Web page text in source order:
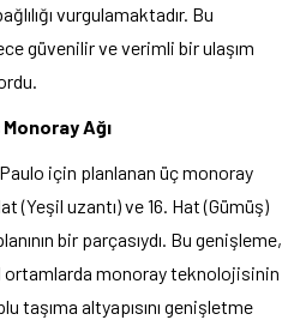
vurgulamaktadır. Bu
güvenilir ve verimli bir ulaşım
Ağı
Paulo için planlanan üç monoray
(Yeşil uzantı) ve 16. Hat (Gümüş)
bir parçasıydı. Bu genişleme,
ortamlarda monoray teknolojisinin
taşıma altyapısını genişletme